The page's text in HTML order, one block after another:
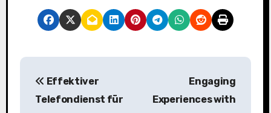
P
Effektiver
Telefondienst für
Engaging
Experiences with